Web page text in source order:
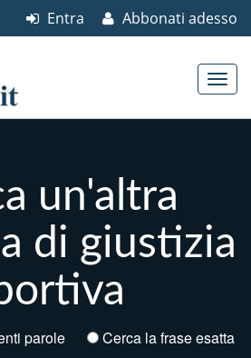
Abbonati adesso
Entra
un'altra
di giustizia
parole Cerca la frase esatta